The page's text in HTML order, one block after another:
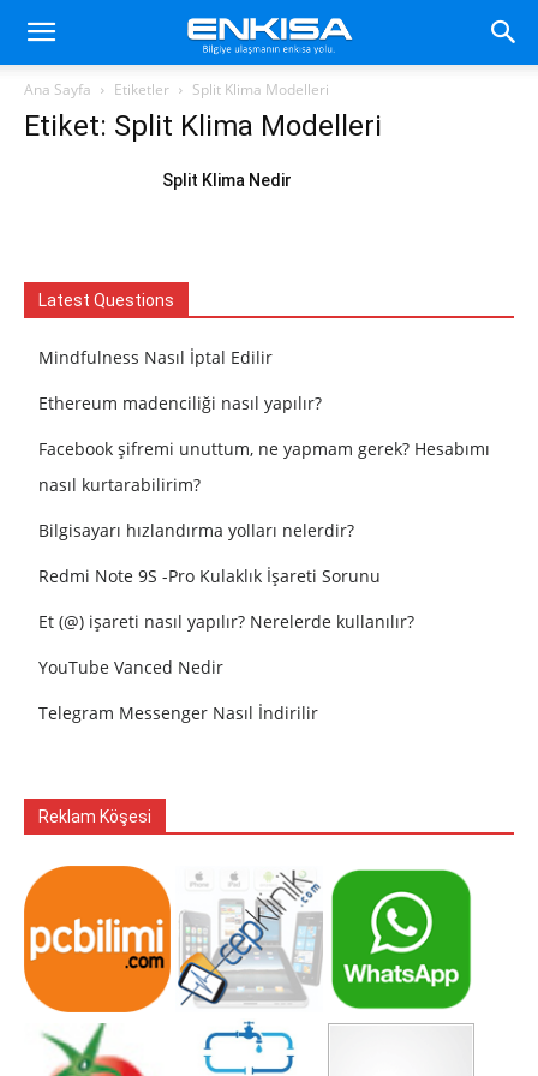
Ana Sayfa Etiketler Split Klima Modelleri
Etiket: Split Klima Modelleri
Split Klima Nedir
Latest Questions
Mindfulness Nasıl İptal Edilir
Ethereum madenciliği nasıl yapılır?
Facebook şifremi unuttum, ne yapmam gerek? Hesabımı
nasıl kurtarabilirim?
Bilgisayarı hızlandırma yolları nelerdir?
Redmi Note 9S -Pro Kulaklık İşareti Sorunu
Et (@) işareti nasıl yapılır? Nerelerde kullanılır?
YouTube Vanced Nedir
Telegram Messenger Nasıl İndirilir
Reklam Köşesi